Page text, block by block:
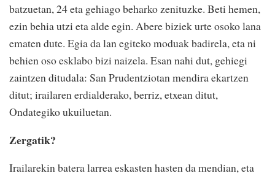
batzuetan, 24 eta gehiago beharko zenituzke. Beti hemen,
ezin behia utzi eta alde egin. Abere biziek urte osoko lana
ematen dute. Egia da lan egiteko moduak badirela, eta ni
behien oso esklabo bizi naizela. Esan nahi dut, gehiegi
zaintzen ditudala: San Prudentziotan mendira ekartzen
ditut; irailaren erdialderako, berriz, etxean ditut,
Ondategiko ukuiluetan.
Zergatik?
Irailarekin batera larrea eskasten hasten da mendian, eta